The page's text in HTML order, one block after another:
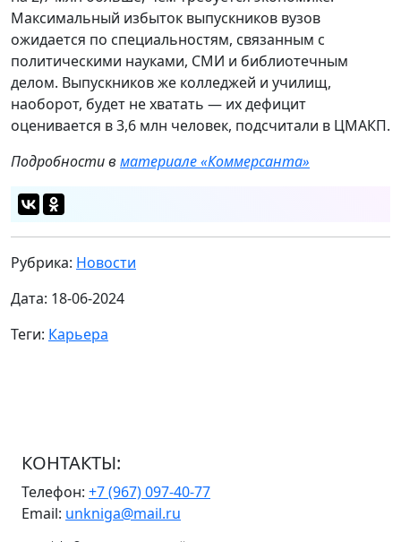
Максимальный избыток выпускников вузов
ожидается по специальностям, связанным с
политическими науками, СМИ и библиотечным
делом. Выпускников же колледжей и училищ,
наоборот, будет не хватать — их дефицит
оценивается в 3,6 млн человек, подсчитали в ЦМАКП.
Подробности вматериале «Коммерсанта»
Рубрика: Новости
Дата: 18-06-2024
Теги: Карьера
КОНТАКТЫ:
Телефон: +7 (967) 097-40-77
Email: unkniga@mail.ru